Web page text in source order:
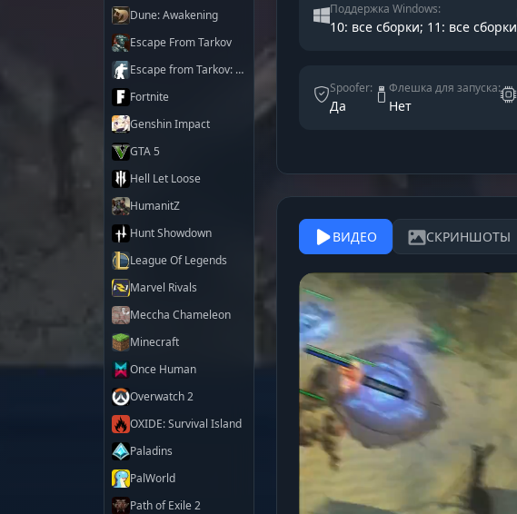
Dune: Awakening
Escape From Tarkov
Escape from Tarkov: Arena
Fortnite
Genshin Impact
GTA 5
Hell Let Loose
HumanitZ
Hunt Showdown
League Of Legends
Marvel Rivals
Meccha Chameleon
Minecraft
Once Human
Overwatch 2
OXIDE: Survival Island
Paladins
PalWorld
Path of Exile 2
Поддержка Windows:
10: все сборки; 11: все сборки
Spoofer:
Да
Флешка для запуска:
Нет
ВИДЕО СКРИНШОТЫ